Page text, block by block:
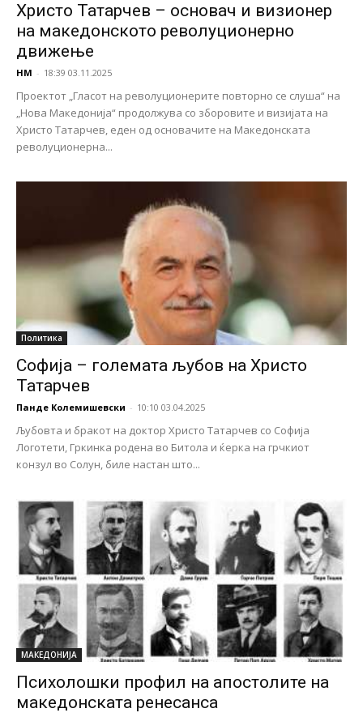
Христо Татарчев – основач и визионер
на македонското револуционерно
движење
НМ - 18:39 03.11.2025
Проектот „Гласот на револуционерите повторно се слуша“ на
„Нова Македонија“ продолжува со зборовите и визијата на
Христо Татарчев, еден од основачите на Македонската
револуционерна...
Политика
Софија – големата љубов на Христо
Татарчев
Панде Колемишевски - 10:10 03.04.2025
Љубовта и бракот на доктор Христо Татарчев со Софија
Логотети, Гркинка родена во Битола и ќерка на грчкиот
конзул во Солун, биле настан што...
МАКЕДОНИЈА
Психолошки профил на апостолите на
македонската ренесанса